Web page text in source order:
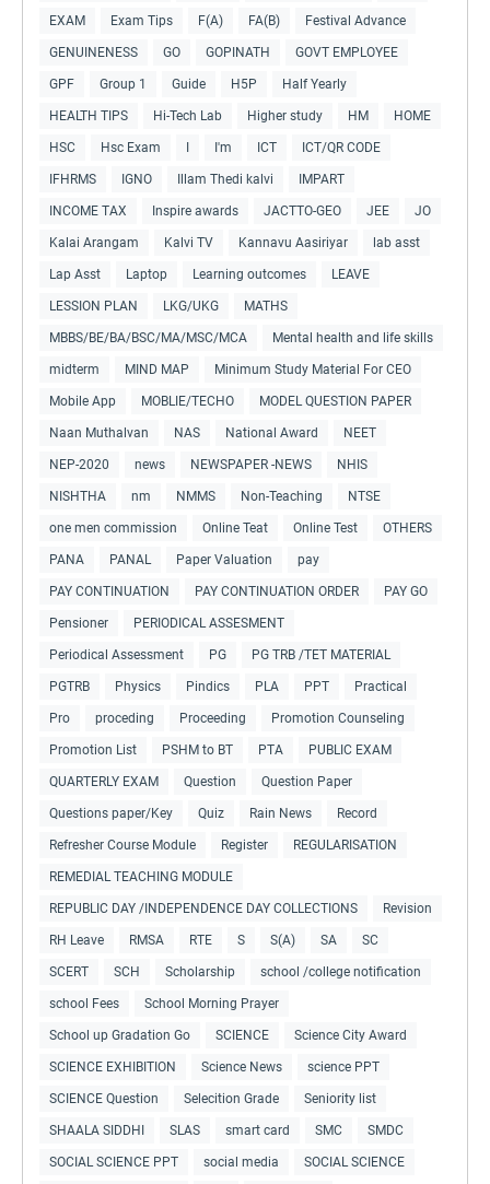
EXAM Exam Tips F(A) FA(B) Festival Advance
GENUINENESS GO GOPINATH GOVT EMPLOYEE
GPF Group 1 Guide H5P Half Yearly
HEALTH TIPS Hi-Tech Lab Higher study HM HOME
HSC Hsc Exam I'm ICT ICT/QR CODE
IFHRMS IGNO Illam Thedi kalvi IMPART
INCOME TAX Inspire awards JACTTO-GEO JEE JO
Kalai Arangam Kalvi TV Kannavu Aasiriyar lab asst
Lap Asst Laptop Learning outcomes LEAVE
LESSION PLAN LKG/UKG MATHS
MBBS/BE/BA/BSC/MA/MSC/MCA Mental health and life skills
midterm MIND MAP Minimum Study Material For CEO
Mobile App MOBLIE/TECHO MODEL QUESTION PAPER
Naan Muthalvan NAS National Award NEET
NEP-2020 news NEWSPAPER -NEWS NHIS
NISHTHA nm NMMS Non-Teaching NTSE
one men commission Online Teat Online Test OTHERS
PANA PANAL Paper Valuation pay
PAY CONTINUATION PAY CONTINUATION ORDER PAY GO
Pensioner PERIODICAL ASSESMENT
Periodical Assessment PG PG TRB /TET MATERIAL
PGTRB Physics Pindics PLA PPT Practical
Pro proceding Proceeding Promotion Counseling
Promotion List PSHM to BT PTA PUBLIC EXAM
QUARTERLY EXAM Question Question Paper
Questions paper/Key Quiz Rain News Record
Refresher Course Module Register REGULARISATION
REMEDIAL TEACHING MODULE
REPUBLIC DAY /INDEPENDENCE DAY COLLECTIONS Revision
RH Leave RMSA RTE S S(A) SA SC
SCERT SCH Scholarship school /college notification
school Fees School Morning Prayer
School up Gradation Go SCIENCE Science City Award
SCIENCE EXHIBITION Science News science PPT
SCIENCE Question Selecition Grade Seniority list
SHAALA SIDDHI SLAS smart card SMC SMDC
SOCIAL SCIENCE PPT social media SOCIAL SCIENCE